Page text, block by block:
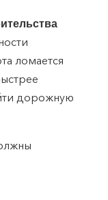
ломается
дорожную